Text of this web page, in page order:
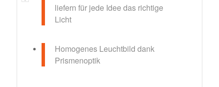
liefern für jede Idee das richtige
Licht
Homogenes Leuchtbild dank
Prismenoptik